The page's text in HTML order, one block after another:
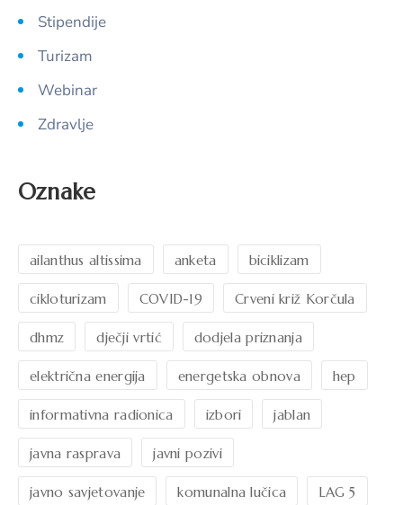
Stipendije
Turizam
Webinar
Zdravlje
Oznake
ailanthus altissima anketa biciklizam
cikloturizam COVID-19 Crveni križ Korčula
dhmz dječji vrtić dodjela priznanja
električna energija energetska obnova hep
informativna radionica izbori jablan
javna rasprava javni pozivi
javno savjetovanje komunalna lučica LAG 5